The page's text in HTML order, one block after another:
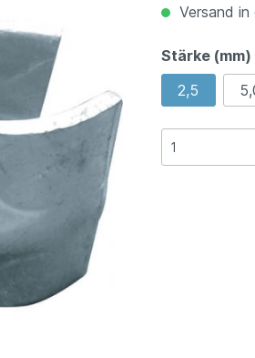
Versand
Stärke (mm)
2,5